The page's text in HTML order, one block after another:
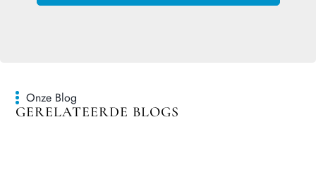
Onze Blog
GERELATEERDE BLOGS